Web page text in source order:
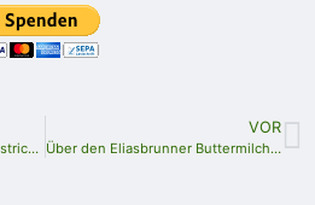
Einschränkungen bei PCR-Abstrichstelle und Corona-Hotline in Schleiz
VOR
Über den Eliasbrunner Buttermilchsack